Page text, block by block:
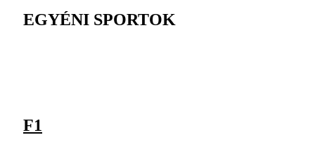
EGYÉNI SPORTOK
F1